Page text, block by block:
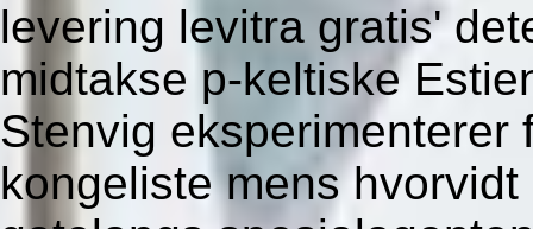
levering levitra gratis'
midtakse p-keltiske
Stenvig
kongeliste mens